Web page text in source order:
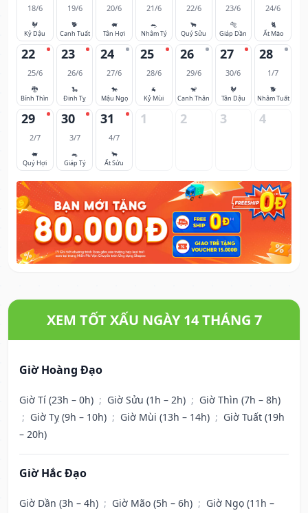
18/6
🐓
Kỷ Dậu
19/6
🐕
Canh Tuất
20/6
🐖
Tân Hợi
21/6
🐀
Nhâm Tý
22/6
🐂
Quý Sửu
23/6
🐅
Giáp Dần
24/6
🐈
Ất Mão
22
25/6
🐉
Bính Thìn
23
26/6
🐍
Đinh Tỵ
24
27/6
🐎
Mậu Ngọ
25
28/6
🐐
Kỷ Mùi
26
29/6
🐒
Canh Thân
27
30/6
🐓
Tân Dậu
28
1/7
🐕
Nhâm Tuất
29
2/7
🐖
Quý Hợi
30
3/7
🐀
Giáp Tý
31
4/7
🐂
Ất Sửu
1 2 3 4
XEM TỐT XẤU NGÀY 14 THÁNG 7
Giờ Hoàng Đạo
Giờ Tí (23h – 0h) ; Giờ Sửu (1h – 2h) ; Giờ Thìn (7h – 8h)
; Giờ Tỵ (9h – 10h) ; Giờ Mùi (13h – 14h) ; Giờ Tuất (19h
– 20h)
Giờ Hắc Đạo
Giờ Dần (3h – 4h) ; Giờ Mão (5h – 6h) ; Giờ Ngọ (11h –